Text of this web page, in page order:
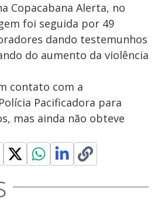
Copacabana Alerta, no
foi seguida por 49
dando testemunhos
do aumento da violência
contato com a
Pacificadora para
mas ainda não obteve